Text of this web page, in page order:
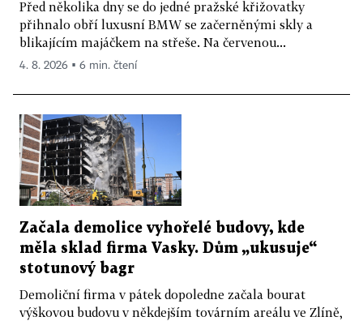
Před několika dny se do jedné pražské křižovatky
přihnalo obří luxusní BMW se začerněnými skly a
blikajícím majáčkem na střeše. Na červenou...
4. 8. 2026 ▪ 6 min. čtení
Začala demolice vyhořelé budovy, kde
měla sklad firma Vasky. Dům „ukusuje“
stotunový bagr
Demoliční firma v pátek dopoledne začala bourat
výškovou budovu v někdejším továrním areálu ve Zlíně,